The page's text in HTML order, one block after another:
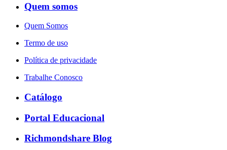
Quem somos
Quem Somos
Termo de uso
Política de privacidade
Trabalhe Conosco
Catálogo
Portal Educacional
Richmondshare Blog